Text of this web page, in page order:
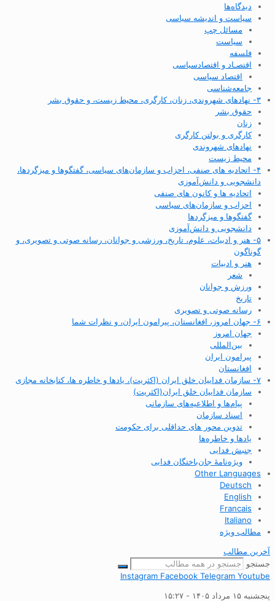
دیدگاه‌ها
سیاست و اندیشه سیاسی
مسائل چپ
سیاست
فلسفه
اقتصـاد و اقتصاد‌سیاسی
اقتصاد سیاسی
جامعه‌شناسی
۳- نهادهای شهروندی، زنان، کارگری، محیط زیست، و حقوق بشر
حقوق بشر
زنان
کارگری و بولتن کارگری
نهادهای شهروندی
محیط زیست
۴- اتحادیه های صنفی، احزاب و سازمان‌های سیاسی، گفتگوها و میزگردها،
دانشجویی و دانش‌آموزی
اتحادیه ها و کانون های صنفی
احزاب و سازمان‌های سیاسی
گفتگوها و میزگردها
دانشجویی و دانش‌آموزی
۵- هنر و ادبیات، علوم، تاریخ، ورزشی و جوانان، رسانه صوتی و تصویری، و
گوناگون
هنر و ادبیات
شعر
ورزش و جوانان
تاریخ
رسانه صوتی و تصویری
۶- جهان امروز، افغانستان، پیرامون ایران، و نظرات شما
جهان امروز
بین‌المللی
پیرامون ایران
افغانستان
۷- سازمان فداییان خلق ایران (اکثریت)، یادها و خاطره ها، کتابخانه مجازی
سازمان فداییان خلق ایران(اکثریت)
پیام‌ها و اطلاعیه‌های سازمانی
اسناد سازمان
تدوین محور های حداقلی برای حکومت
یادها و خاطره‌ها
جنبش فدایی
ویژه‌نامهٔ جان‌باختگان فدایی
Other Languages
Deutsch
English
Francais
Italiano
مطالب ویژه
آخرین مطالب
جستجو
Instagram Facebook Telegram Youtube
پنجشنبه ۱۵ مرداد ۱۴۰۵ - ۱۵:۲۷